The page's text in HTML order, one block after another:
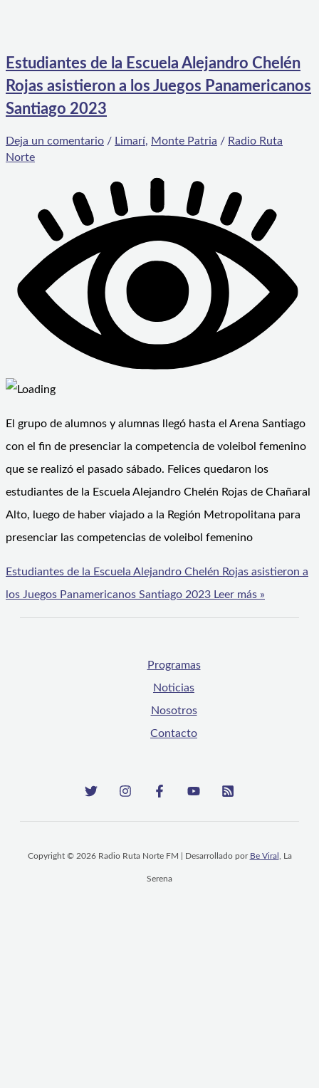
Estudiantes de la Escuela Alejandro Chelén
Rojas asistieron a los Juegos Panamericanos
Santiago 2023
Deja un comentario / Limarí, Monte Patria / Radio Ruta
Norte
El grupo de alumnos y alumnas llegó hasta el Arena Santiago
con el fin de presenciar la competencia de voleibol femenino
que se realizó el pasado sábado. Felices quedaron los
estudiantes de la Escuela Alejandro Chelén Rojas de Chañaral
Alto, luego de haber viajado a la Región Metropolitana para
presenciar las competencias de voleibol femenino
Estudiantes de la Escuela Alejandro Chelén Rojas asistieron a
los Juegos Panamericanos Santiago 2023 Leer más »
Programas
Noticias
Nosotros
Contacto
Copyright © 2026 Radio Ruta Norte FM | Desarrollado por Be Viral , La
Serena